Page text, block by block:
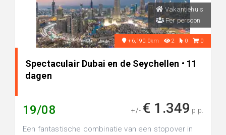
Vakantiehuis
Per persoon
+6,190.0km 2 0 0
Spectaculair Dubai en de Seychellen • 11
dagen
19/08 +/- € 1.349 p.p.
Een fantastische combinatie van een stopover in